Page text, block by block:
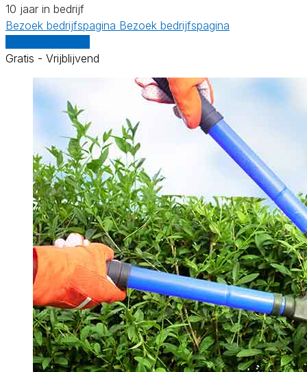
10 jaar in bedrijf
Bezoek bedrijfspagina Bezoek bedrijfspagina
Gratis - Vrijblijvend